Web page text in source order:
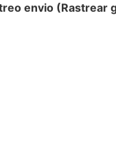
envio (Rastrear